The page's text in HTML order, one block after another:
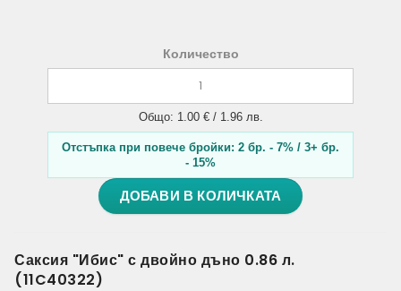
Количество
Общо: 1.00 € / 1.96 лв.
Отстъпка при повече бройки: 2 бр. - 7% / 3+ бр.
- 15%
ДОБАВИ В КОЛИЧКАТА
Саксия "Ибис" с двойно дъно 0.86 л.
(11C40322)